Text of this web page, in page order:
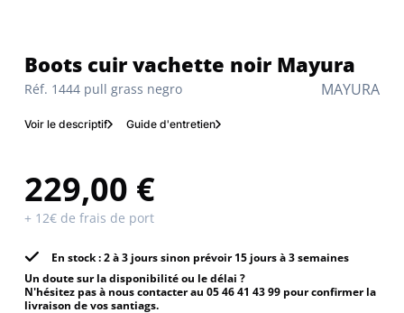
MAYURA
Réf. 1444 pull grass negro
Boots cuir vachette noir Mayura
Voir le descriptif Guide d'entretien
229,00 €
+ 12€ de frais de port
En stock : 2 à 3 jours sinon prévoir 15 jours à 3 semaines
Un doute sur la disponibilité ou le délai ?
N'hésitez pas à nous contacter au 05 46 41 43 99 pour confirmer la
livraison de vos santiags.